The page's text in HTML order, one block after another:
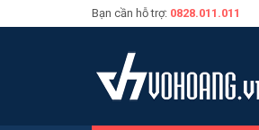
Bạn cần hỗ trợ: 0828.011.011